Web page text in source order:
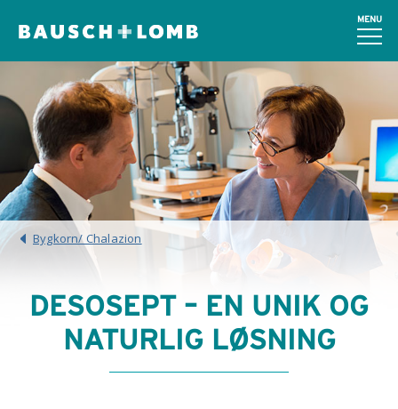
MENU
Bygkorn/ Chalazion
DESOSEPT – EN UNIK OG
NATURLIG LØSNING